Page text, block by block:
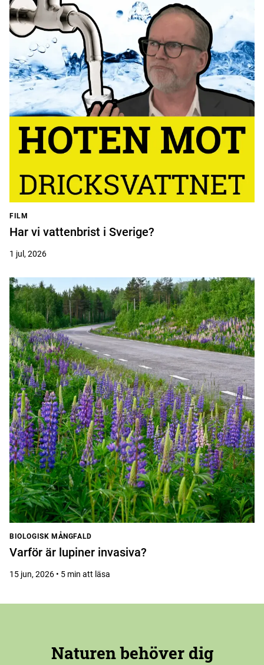
FILM
Har vi vattenbrist i Sverige?
1 jul, 2026
BIOLOGISK MÅNGFALD
Varför är lupiner invasiva?
15 jun, 2026 • 5 min att läsa
Naturen behöver dig